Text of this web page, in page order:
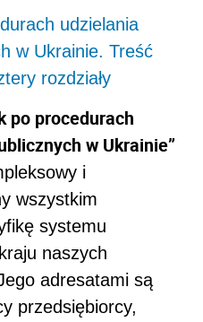
udzielania
w Ukrainie. Treść
rozdziały
po procedurach
w Ukrainie”
i
wszystkim
systemu
naszych
adresatami są
przedsiębiorcy,